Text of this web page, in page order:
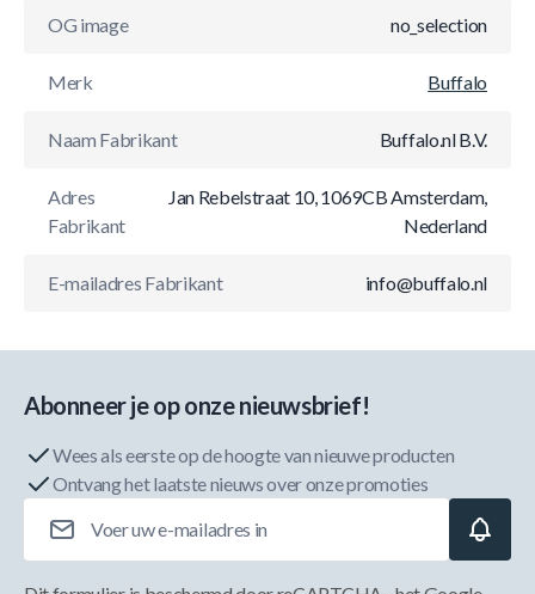
OG image no_selection
Merk Buffalo
Naam Fabrikant Buffalo.nl B.V.
Adres
Fabrikant
Jan Rebelstraat 10, 1069CB Amsterdam,
Nederland
E-mailadres Fabrikant info@buffalo.nl
Abonneer je op onze nieuwsbrief!
Wees als eerste op de hoogte van nieuwe producten
Ontvang het laatste nieuws over onze promoties